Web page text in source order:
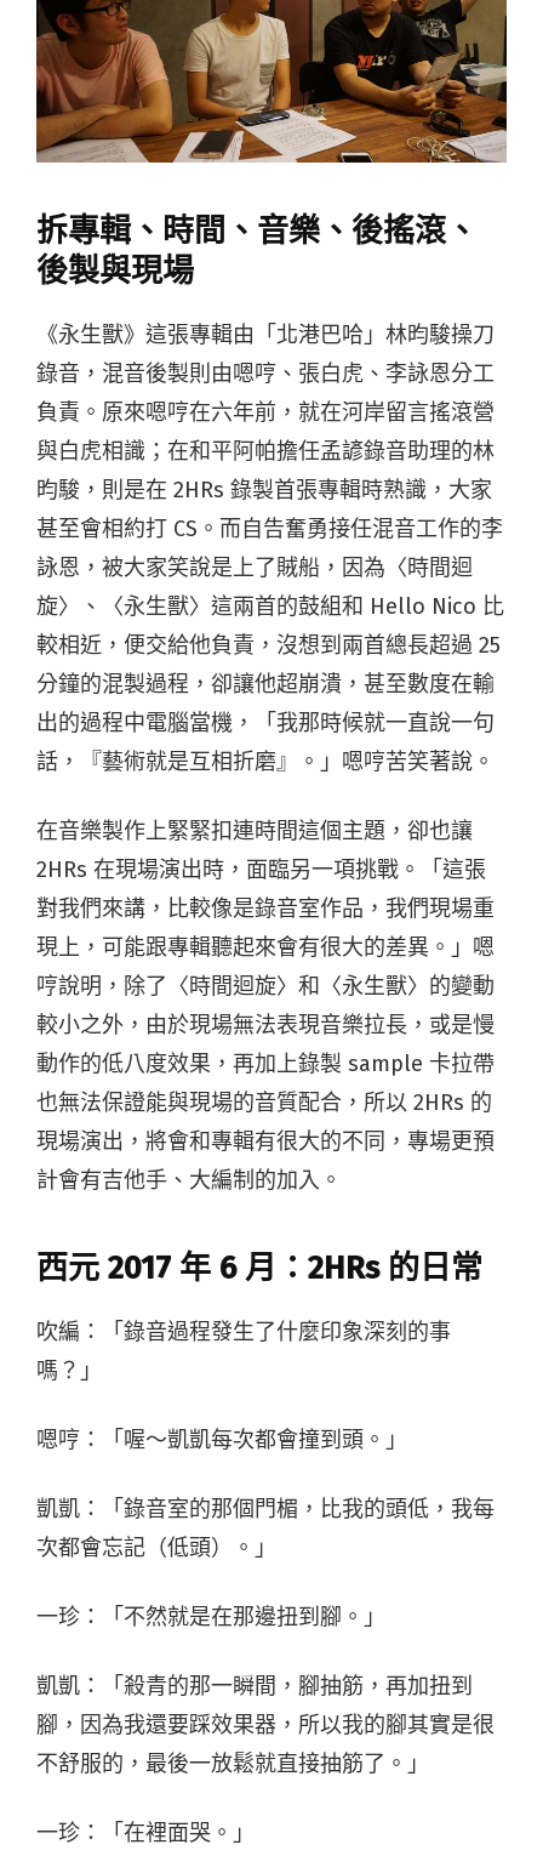
拆專輯、時間、音樂、後搖滾、
後製與現場
《永生獸》這張專輯由「北港巴哈」林昀駿操刀
錄音，混音後製則由嗯哼、張白虎、李詠恩分工
負責。原來嗯哼在六年前，就在河岸留言搖滾營
與白虎相識；在和平阿帕擔任孟諺錄音助理的林
昀駿，則是在 2HRs 錄製首張專輯時熟識，大家
甚至會相約打 CS。而自告奮勇接任混音工作的李
詠恩，被大家笑說是上了賊船，因為〈時間迴
旋〉、〈永生獸〉這兩首的鼓組和 Hello Nico 比
較相近，便交給他負責，沒想到兩首總長超過 25
分鐘的混製過程，卻讓他超崩潰，甚至數度在輸
出的過程中電腦當機，「我那時候就一直說一句
話，『藝術就是互相折磨』。」嗯哼苦笑著說。
在音樂製作上緊緊扣連時間這個主題，卻也讓
2HRs 在現場演出時，面臨另一項挑戰。「這張
對我們來講，比較像是錄音室作品，我們現場重
現上，可能跟專輯聽起來會有很大的差異。」嗯
哼說明，除了〈時間迴旋〉和〈永生獸〉的變動
較小之外，由於現場無法表現音樂拉長，或是慢
動作的低八度效果，再加上錄製 sample 卡拉帶
也無法保證能與現場的音質配合，所以 2HRs 的
現場演出，將會和專輯有很大的不同，專場更預
計會有吉他手、大編制的加入。
西元 2017 年 6 月： 2HRs 的日常
吹編：「錄音過程發生了什麼印象深刻的事
嗎？」
嗯哼：「喔～凱凱每次都會撞到頭。」
凱凱：「錄音室的那個門楣，比我的頭低，我每
次都會忘記（低頭）。」
一珍：「不然就是在那邊扭到腳。」
凱凱：「殺青的那一瞬間，腳抽筋，再加扭到
腳，因為我還要踩效果器，所以我的腳其實是很
不舒服的，最後一放鬆就直接抽筋了。」
一珍：「在裡面哭。」